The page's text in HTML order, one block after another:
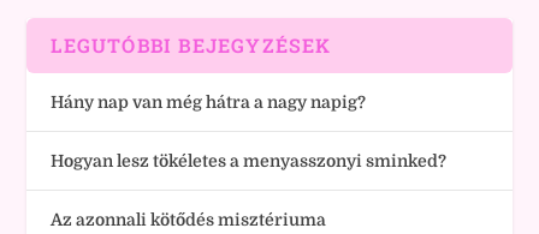
LEGUTÓBBI BEJEGYZÉSEK
Hány nap van még hátra a nagy napig?
Hogyan lesz tökéletes a menyasszonyi sminked?
Az azonnali kötődés misztériuma